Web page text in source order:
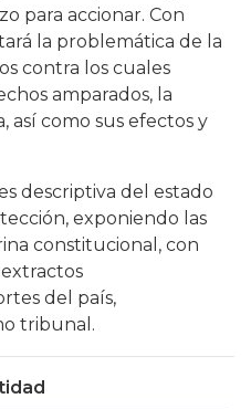
para accionar. Con
la problemática de la
contra los cuales
amparados, la
así como sus efectos y
descriptiva del estado
exponiendo las
constitucional, con
del país,
tribunal.